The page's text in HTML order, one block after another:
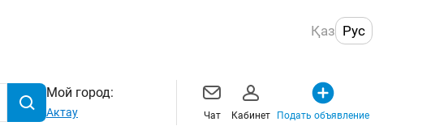
Қаз Рус
Мой город:
Актау Чат Кабинет Подать объявление